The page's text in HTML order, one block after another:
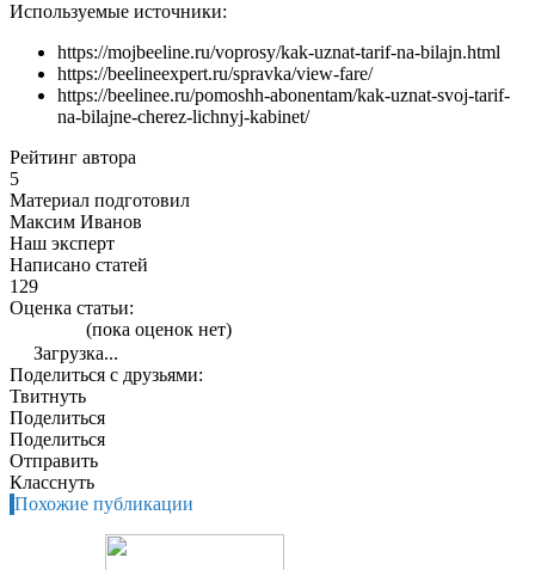
Используемые источники:
https://mojbeeline.ru/voprosy/kak-uznat-tarif-na-bilajn.html
https://beelineexpert.ru/spravka/view-fare/
https://beelinee.ru/pomoshh-abonentam/kak-uznat-svoj-tarif-
na-bilajne-cherez-lichnyj-kabinet/
Рейтинг автора
5
Материал подготовил
Максим Иванов
Наш эксперт
Написано статей
129
Оценка статьи:
(пока оценок нет)
Загрузка...
Поделиться с друзьями:
Твитнуть
Поделиться
Поделиться
Отправить
Класснуть
Похожие публикации